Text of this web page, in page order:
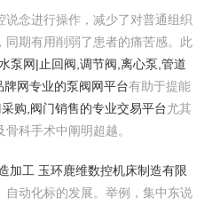
念进行操作，减少了对普通组织
同期有用削弱了患者的痛苦感。此
泵网|止回阀,调节阀,离心泵,管道
网专业的泵阀网平台有助于提能
购,阀门销售的专业交易平台尤其
科手术中阐明超越。
加工 玉环鹿维数控机床制造有限
自动化标的发展。举例，集中东说